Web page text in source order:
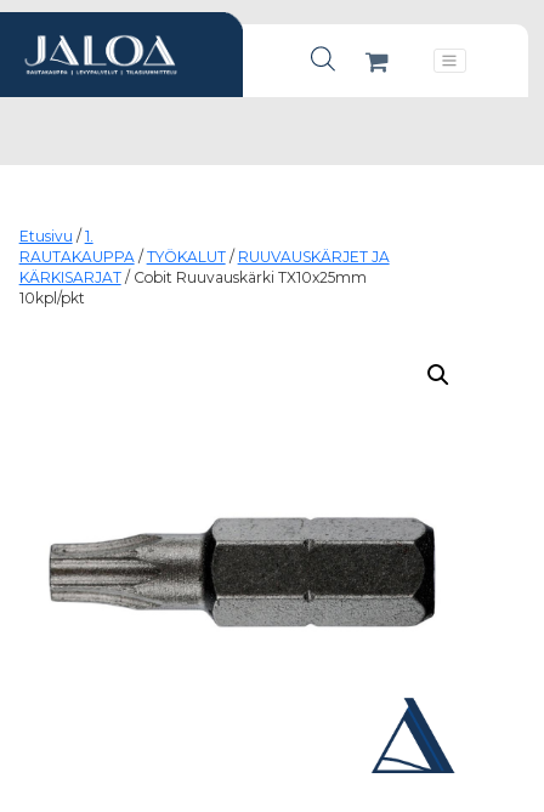
Products search
Päävalikko
Etusivu / 1.
RAUTAKAUPPA/ TYÖKALUT/ RUUVAUSKÄRJET JA
KÄRKISARJAT/ Cobit Ruuvauskärki TX10x25mm
10kpl/pkt